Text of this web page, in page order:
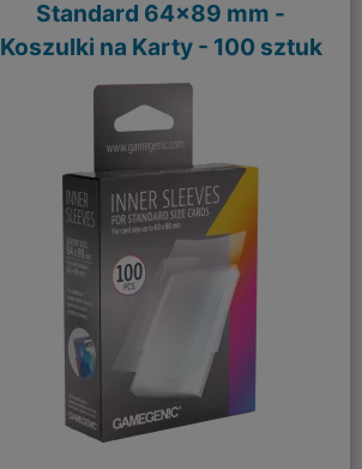
Standard 64x89 mm -
Koszulki na Karty - 100 sztuk